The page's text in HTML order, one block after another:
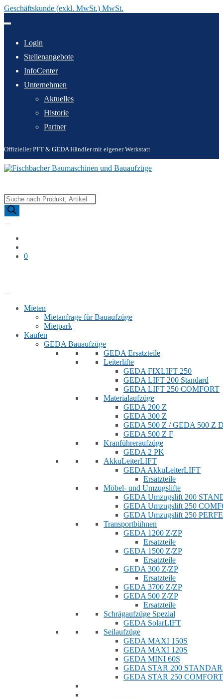
Geschäftskunde (exkl. MwSt.) MwSt.
Inhalt
Login
Stellenangebote
InfoCenter
Unternehmen
Aktuelles
Historie
Partner
Offizieller PFT & GEDA Händler mit eigener Werkstatt
Products
search
0
Mieten
Mietanfrage für Bauaufzüge
Mietpark
Kaufen
GEDA Bauaufzüge
GEDA Ersatzteile
Leiterlifte
GEDA FIXLIFT 250
GEDA LIFT 200 Standard
GEDA LIFT 250 COMFORT
Materialaufzüge
GEDA 200 Z
GEDA 300 Z
GEDA 500 Z / GEDA 500 Z
GEDA 500 Z F
Kranführeraufzüge
GEDA 2 PK
AkkuLeiterLIFT
GEDA AkkuLeiterLIFT
Ersatzteile
Möbel- und Umzugslifte
GEDA Umzugslift 200
GEDA Umzugslift 250
GEDA Umzugslift 250
Transportbühnen
GEDA 1200 Z/ZP
Ersatzteile
GEDA 1500 Z/ZP
Ersatzteile
GEDA 300 Z/ZP
Ersatzteile
GEDA 3700 Z/ZP
GEDA 500 Z/ZP
Ersatzteile
Schrägaufzüge Spezial
GEDA SolarLIFT
Seilaufzüge
GEDA MAXI 150S
GEDA MAXI 120S
GEDA MINI 60S
GEDA STAR 200
GEDA STAR 250 COMFORT